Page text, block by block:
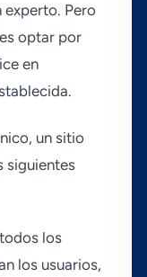
Pero
optar por
en
un sitio
siguientes
los
los usuarios,